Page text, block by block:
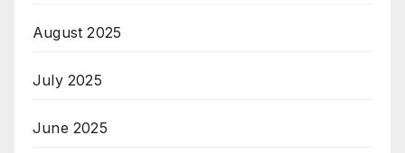
August 2025
July 2025
June 2025